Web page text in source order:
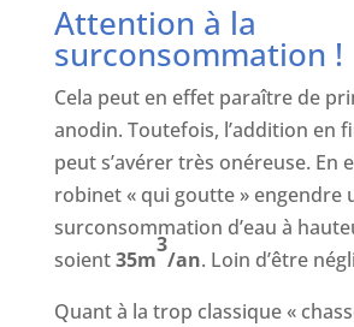
Attention à la
surconsommation !
Cela peut en effet paraître de
anodin. Toutefois, l’addition en
peut s’avérer très onéreuse. En
robinet « qui goutte » engendre
surconsommation d’eau à
soient35m
3
/an. Loin d’être
Quant à la trop classique «